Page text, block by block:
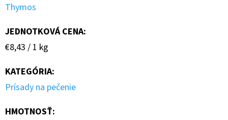
Thymos
JEDNOTKOVÁ CENA:
Jednotková
€8,43 / 1 kg
KATEGÓRIA:
Prísady na pečenie
HMOTNOSŤ: